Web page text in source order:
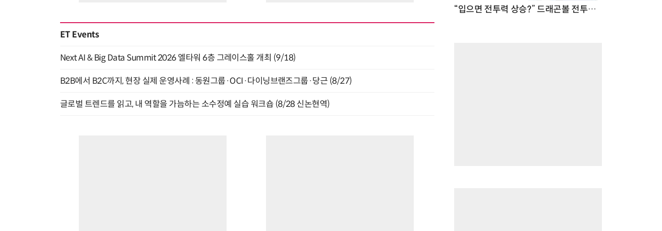
ET Events
Next AI & Big Data Summit 2026 엘타워 6층 그레이스홀 개최 (9/18)
B2B에서 B2C까지, 현장 실제 운영사례 : 동원그룹·OCI·다이닝브랜즈그룹·당근 (8/27)
글로벌 트렌드를 읽고, 내 역할을 가늠하는 소수정예 실습 워크숍 (8/28 신논현역)
“입으면 전투력 상승?” 드래곤볼 전투복 닮은 중량조끼